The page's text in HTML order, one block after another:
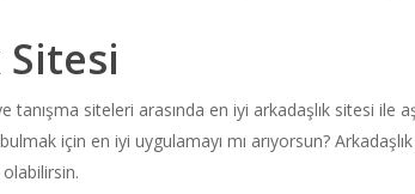
tanışma siteleri arasında en iyi arkadaşlık sitesi ile
için en iyi uygulamayı mı arıyorsun?